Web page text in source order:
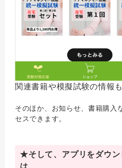
関連書籍や模擬試験の情報
そのほか、お知らせ、書籍購入
セスできます。
★そして、アプリをダウン